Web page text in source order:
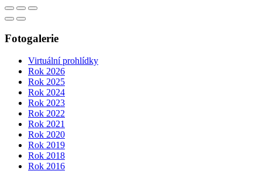
Fotogalerie
Virtuální prohlídky
Rok 2026
Rok 2025
Rok 2024
Rok 2023
Rok 2022
Rok 2021
Rok 2020
Rok 2019
Rok 2018
Rok 2016